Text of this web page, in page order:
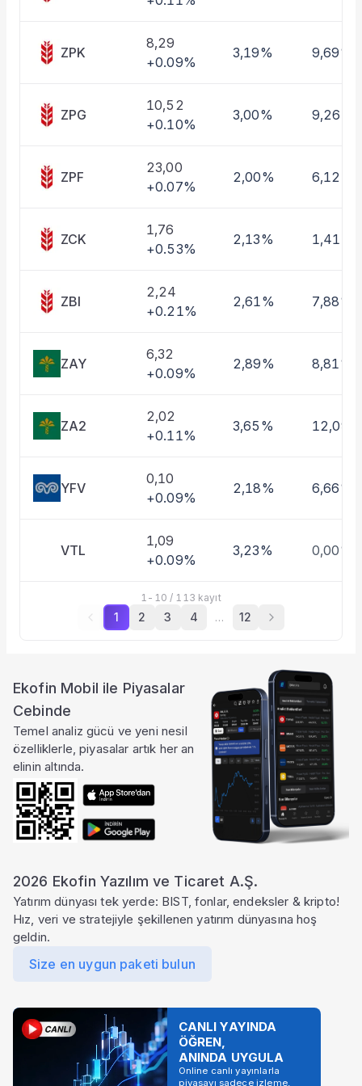
ZPK
8,29
+0.09%
3,19% 9,69%
ZPG
10,52
+0.10%
3,00% 9,26%
ZPF
23,00
+0.07%
2,00% 6,12%
ZCK
1,76
+0.53%
2,13% 1,41%
ZBI
2,24
+0.21%
2,61% 7,88%
ZAY
6,32
+0.09%
2,89% 8,81%
ZA2
2,02
+0.11%
3,65% 12,09%
YFV
0,10
+0.09%
2,18% 6,66%
VTL
1,09
+0.09%
3,23% 0,00%
1 - 10 / 113 kayıt
1 2 3 4 … 12
Ekofin Mobil ile Piyasalar
Cebinde
Temel analiz gücü ve yeni nesil
özelliklerle, piyasalar artık her an
elinin altında.
2026 Ekofin Yazılım ve Ticaret A.Ş.
Yatırım dünyası tek yerde: BIST, fonlar, endeksler & kripto!
Hız, veri ve stratejiyle şekillenen yatırım dünyasına hoş
geldin.
Size en uygun paketi bulun
CANLI YAYINDA
ÖĞREN,
ANINDA UYGULA
Online canlı yayınlarla
piyasayı sadece izleme,